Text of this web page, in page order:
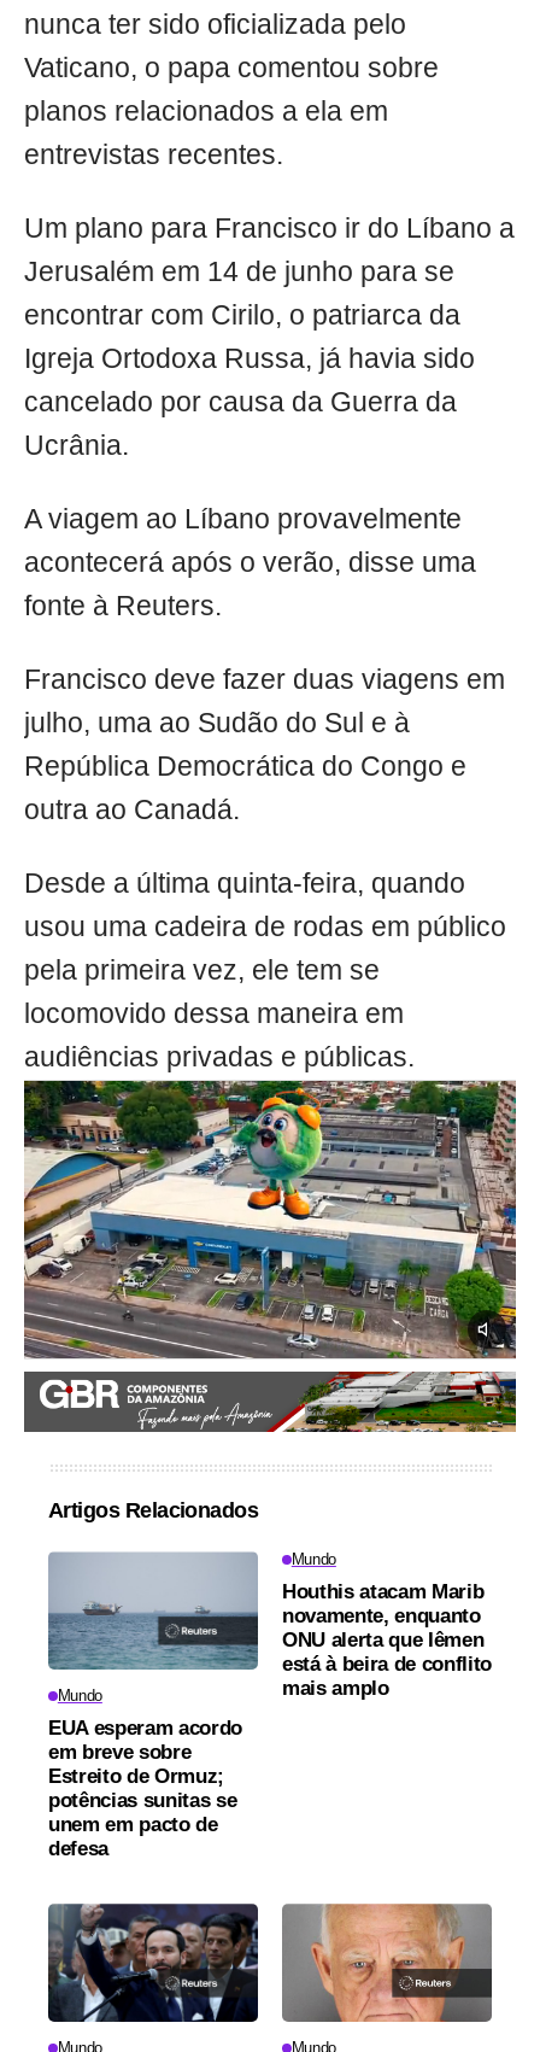
nunca ter sido oficializada pelo
Vaticano, o papa comentou sobre
planos relacionados a ela em
entrevistas recentes.
Um plano para Francisco ir do Líbano a
Jerusalém em 14 de junho para se
encontrar com Cirilo, o patriarca da
Igreja Ortodoxa Russa, já havia sido
cancelado por causa da Guerra da
Ucrânia.
A viagem ao Líbano provavelmente
acontecerá após o verão, disse uma
fonte à Reuters.
Francisco deve fazer duas viagens em
julho, uma ao Sudão do Sul e à
República Democrática do Congo e
outra ao Canadá.
Desde a última quinta-feira, quando
usou uma cadeira de rodas em público
pela primeira vez, ele tem se
locomovido dessa maneira em
audiências privadas e públicas.
Artigos Relacionados
Mundo
EUA esperam acordo
em breve sobre
Estreito de Ormuz;
potências sunitas se
unem em pacto de
defesa
Mundo
Houthis atacam Marib
novamente, enquanto
ONU alerta que Iêmen
está à beira de conflito
mais amplo
Mundo Mundo